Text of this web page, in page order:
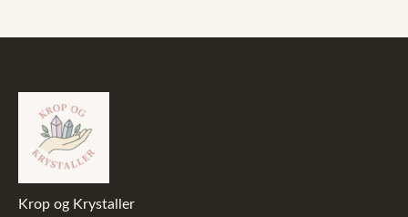
Krop og Krystaller